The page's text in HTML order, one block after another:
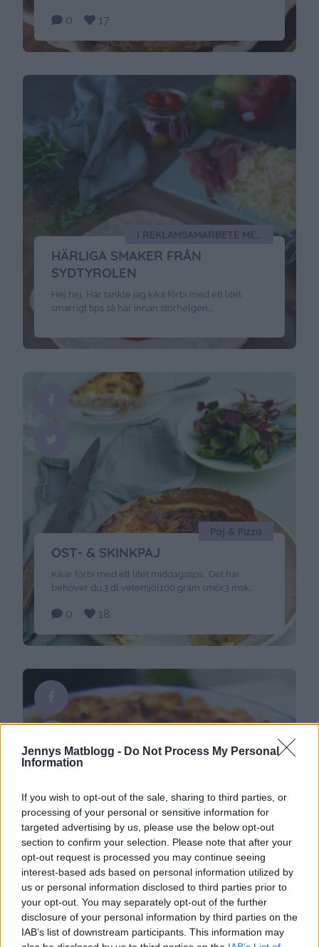
Jennys Matblogg - Do Not Process My Personal
Information
If you wish to opt-out of the sale, sharing to third parties, or
processing of your personal or sensitive information for
targeted advertising by us, please use the below opt-out
section to confirm your selection. Please note that after your
opt-out request is processed you may continue seeing
interest-based ads based on personal information utilized by
us or personal information disclosed to third parties prior to
your opt-out. You may separately opt-out of the further
disclosure of your personal information by third parties on the
IAB’s list of downstream participants. This information may
1 broccolibukett 3 ägg 2 1/2 dl mjölksalt & peppar
grader. Stek baconet knaprigt. Dela broccolin,
0 17
HÄRLIGA SMAKER FRÅN
SYDTYROLEN
Hej hej, Här tänkte jag kika förbi med ett litet
smarrigt tips så här innan storhelgen.
råvaror. Det samma gäller ju då när man ska tillaga
pizza. Bra råvaror ger bra resultat. Jag har använt
Detta är …Continued
OST- & SKINKPAJ
Kikar förbi med ett litet middagstips. Det här
behöver du:3 dl vetemjöl100 gram smör3 msk
smak3 ägg3 dl mjölk1/2 tsk salt1 krm peppar1/2
mjölet till en grynig massa. Tillsätt vattnet och
Continued
0 18
Paj & Pizza
Kantarellpaj
Hej hej, Har ni hunnit ge er ut i skog och mark och
plocka några kantareller ? Jag tillhör ju dem som
aldrig hittar några, iallafall inte äkta kantareller. Ni
kan ju läsa HÄR, om mitt stora ”skogsfynd” jag
gjorde för några år sedan. * Krämig kantarellpaj till
årets kräftskiva? Det här behöver du till …
Paj & Pizza